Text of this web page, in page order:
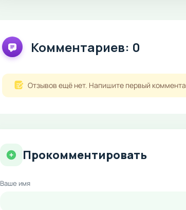
Комментариев: 0
Отзывов ещё нет. Напишите первый
Прокомментировать
Ваше имя